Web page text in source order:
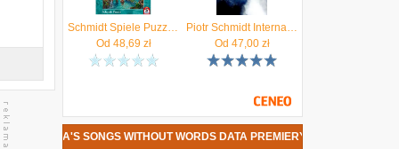
Schmidt Spiele Puzzle Pq 1000El. Piotruś Pan (Disney) G3
Od 48,69 zł
Piotr Schmidt International Sextet: Komeda Unknown 1967 [CD]
Od 47,00zł
- KOMEDA'S SONGS WITHOUT WORDS DATA PREMIERY